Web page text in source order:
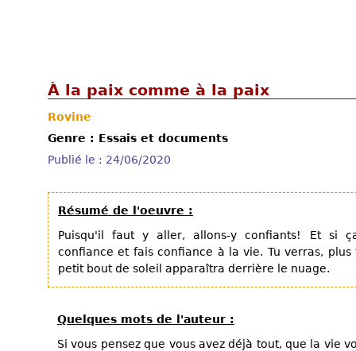
À la paix comme à la paix
Rovine
Genre : Essais et documents
Publié le : 24/06/2020
Résumé de l'oeuvre :
Puisqu'il faut y aller, allons-y confiants! Et si
confiance et fais confiance à la vie. Tu verras,
petit bout de soleil apparaîtra derrière le nuage.
Quelques mots de l'auteur :
Si vous pensez que vous avez déjà tout, que la vie